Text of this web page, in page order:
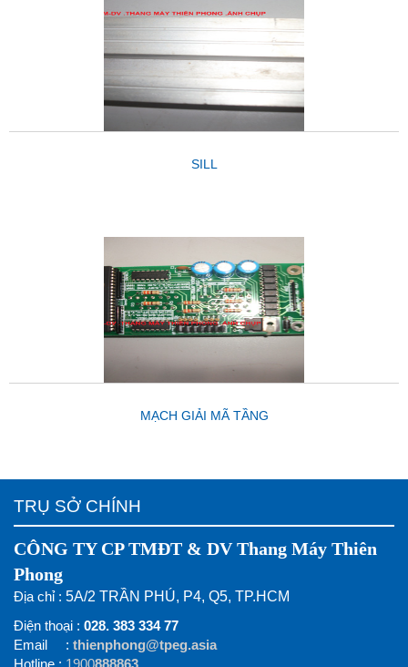
SILL
MẠCH GIẢI MÃ TẦNG
TRỤ SỞ CHÍNH
CÔNG TY CP TMĐT & DV Thang Máy Thiên
Phong
Địa chỉ : 5A/2 TRẦN PHÚ, P4, Q5, TP.HCM
Điện thoại : 028. 383 334 77
Email : thienphong@tpeg.asia
Hotline : 1900888863